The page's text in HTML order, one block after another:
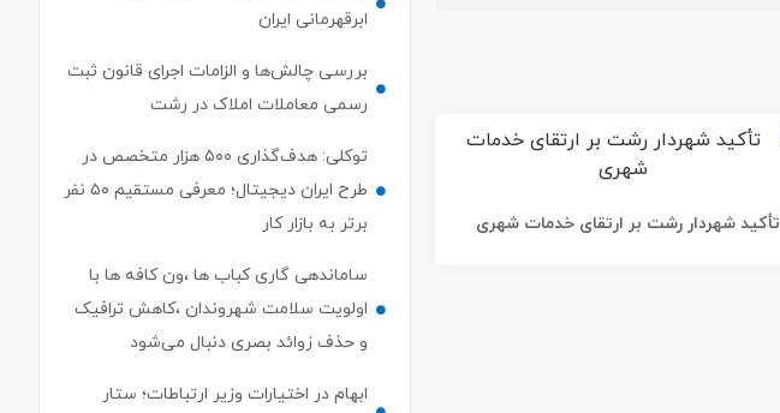
تأکید شهردار رشت بر ارتقای خدمات شهری
ابرقهرمانی ایران
بررسی چالش‌ها و الزامات اجرای قانون ثبت
رسمی معاملات املاک در رشت
توکلی: هدف‌گذاری ۵۰۰ هزار متخصص در
طرح ایران دیجیتال؛ معرفی مستقیم ۵۰ نفر
برتر به بازار کار
ساماندهی گاری کباب ها ،ون کافه ها با
اولویت سلامت شهروندان ،کاهش ترافیک
و حذف زوائد بصری دنبال می‌شود
ابهام در اختیارات وزیر ارتباطات؛ ستار